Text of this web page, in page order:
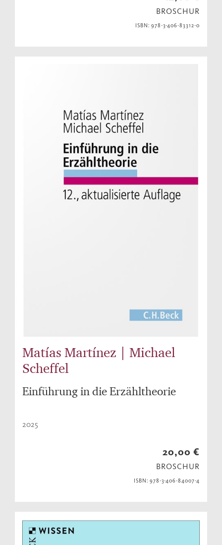
BROSCHUR
ISBN: 978-3-406-83312-0
Matías Martínez | Michael
Scheffel
Einführung in die Erzähltheorie
2025
20,00 €
BROSCHUR
ISBN: 978-3-406-84007-4